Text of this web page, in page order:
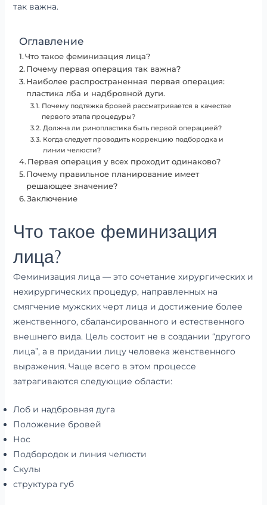
так важна.
Оглавление
Что такое феминизация лица?
Почему первая операция так важна?
Наиболее распространенная первая операция:
пластика лба и надбровной дуги.
Почему подтяжка бровей рассматривается в качестве
первого этапа процедуры?
Должна ли ринопластика быть первой операцией?
Когда следует проводить коррекцию подбородка и
линии челюсти?
Первая операция у всех проходит одинаково?
Почему правильное планирование имеет
решающее значение?
Заключение
Что такое феминизация
лица?
Феминизация лица — это сочетание хирургических и
нехирургических процедур, направленных на
смягчение мужских черт лица и достижение более
женственного, сбалансированного и естественного
внешнего вида. Цель состоит не в создании “другого
лица”, а в придании лицу человека женственного
выражения. Чаще всего в этом процессе
затрагиваются следующие области:
Лоб и надбровная дуга
Положение бровей
Нос
Подбородок и линия челюсти
Скулы
структура губ